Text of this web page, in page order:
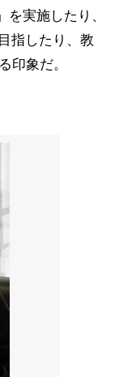
」を実施したり、
指したり、教
印象だ。